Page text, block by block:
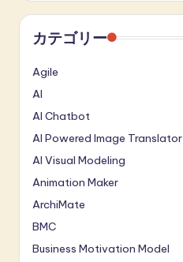
カテゴリー
Agile
AI
AI Chatbot
AI Powered Image Translator
AI Visual Modeling
Animation Maker
ArchiMate
BMC
Business Motivation Model